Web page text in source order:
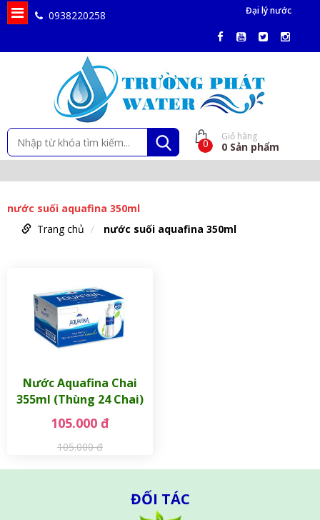
0938220258 Đại lý nước
0
Giỏ hàng
0 Sản phẩm
nước suối aquafina 350ml
Trang chủ
nước suối aquafina 350ml
Nước Aquafina Chai
355ml (Thùng 24 Chai)
105.000 đ
105.000 đ
ĐỐI TÁC